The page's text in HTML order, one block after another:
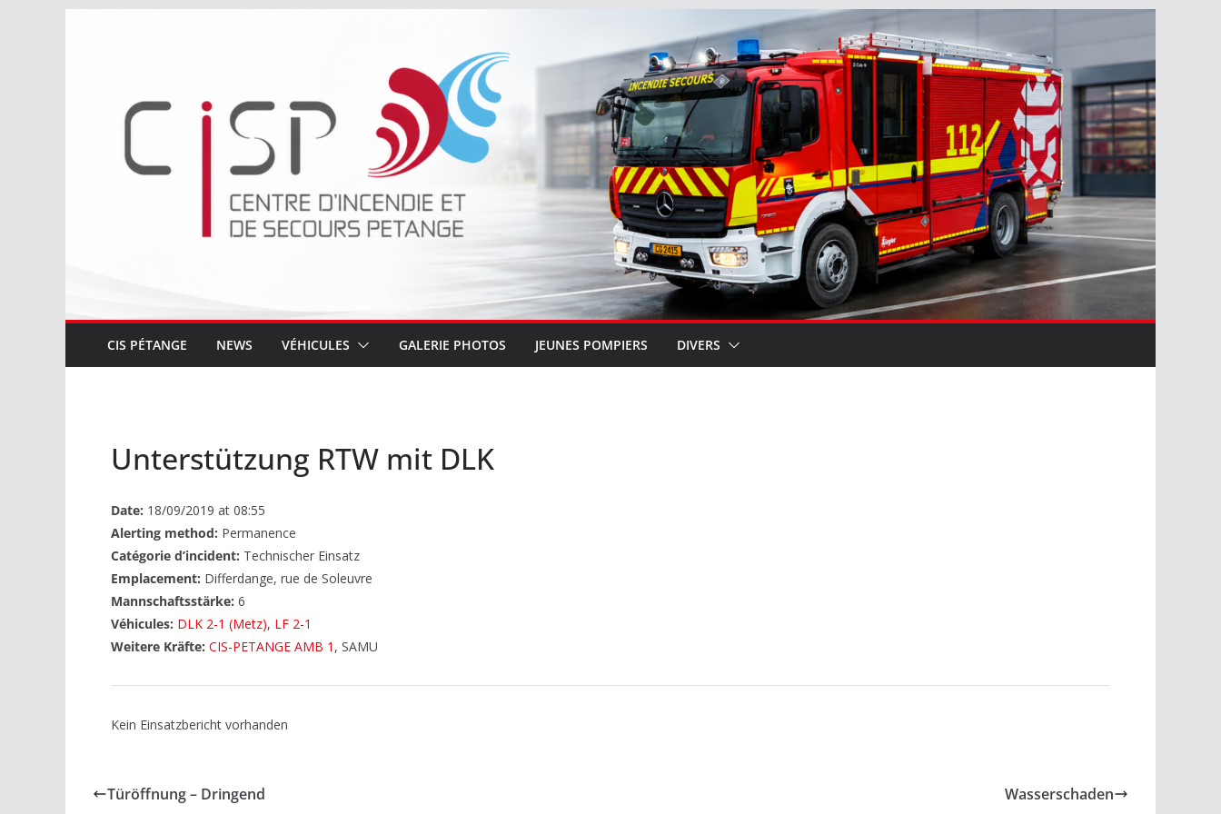
CIS PÉTANGE NEWS VÉHICULES GALERIE PHOTOS JEUNES POMPIERS DIVERS
Unterstützung RTW mit DLK
Date: 18/09/2019 at 08:55
Alerting method: Permanence
Catégorie d’incident: Technischer Einsatz
Emplacement: Differdange, rue de Soleuvre
Mannschaftsstärke: 6
Véhicules: DLK 2-1 (Metz), LF 2-1
Weitere Kräfte: CIS-PETANGE AMB 1 , SAMU
Kein Einsatzbericht vorhanden
Türöffnung – Dringend Wasserschaden